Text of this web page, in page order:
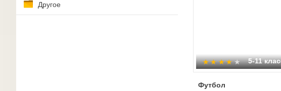
Другое
5-11
Футбол